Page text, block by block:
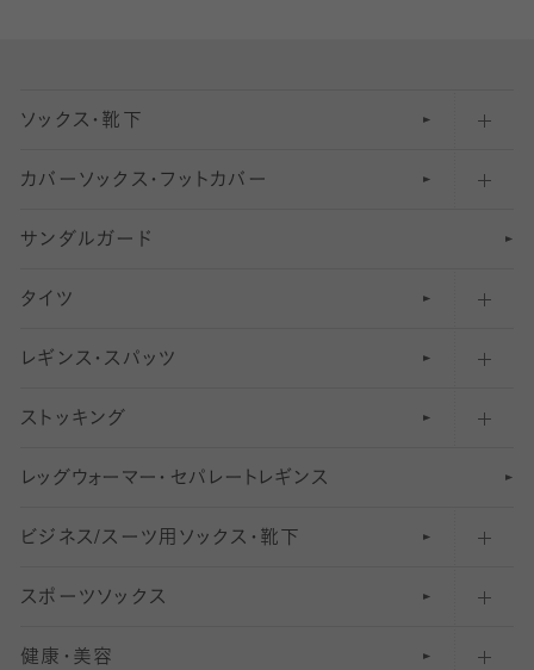
ソックス・靴下
五本指ソックス・靴下
足袋ソックス・靴下
無地・プレーンソックス・靴下
柄ソックス・靴下
スニーカー（くるぶし）用ソックス
アンクル・ショートソックス（くるぶし上）
クルーソックス（ふくらはぎ下）
ハイソックス
オーバーニー・ニーハイソックス
カバーソックス・フットカバー
フットカバー・カバーソックス（深め）
フットカバー・カバーソックス（ふつう）
フットカバー・カバーソックス（浅め）
サンダルガード
タイツ
30デニール以下のタイツ（薄手タイツ）
31〜40デニールタイツ
41〜60デニールタイツ
61〜80デニールタイツ
81 〜110デニールタイツ
111〜210デニールタイツ
レギンス・スパッツ
柄レギンス
無地レギンス
レギンスパンツ（レギパン）
マタニティレギンス
5 分丈
ストッキング
伝線しにくいストッキング
ショートストッキング
結婚式用ストッキング
美脚ストッキング
レッ グ ウォー マー ・ セパレー ト レ ギンス
ビジネス/スーツ用 ソックス・靴下
匠シリーズ
フレッシャーズ向けソックス・靴下
スポーツソックス
ランニングソックス・靴下
健康・美容